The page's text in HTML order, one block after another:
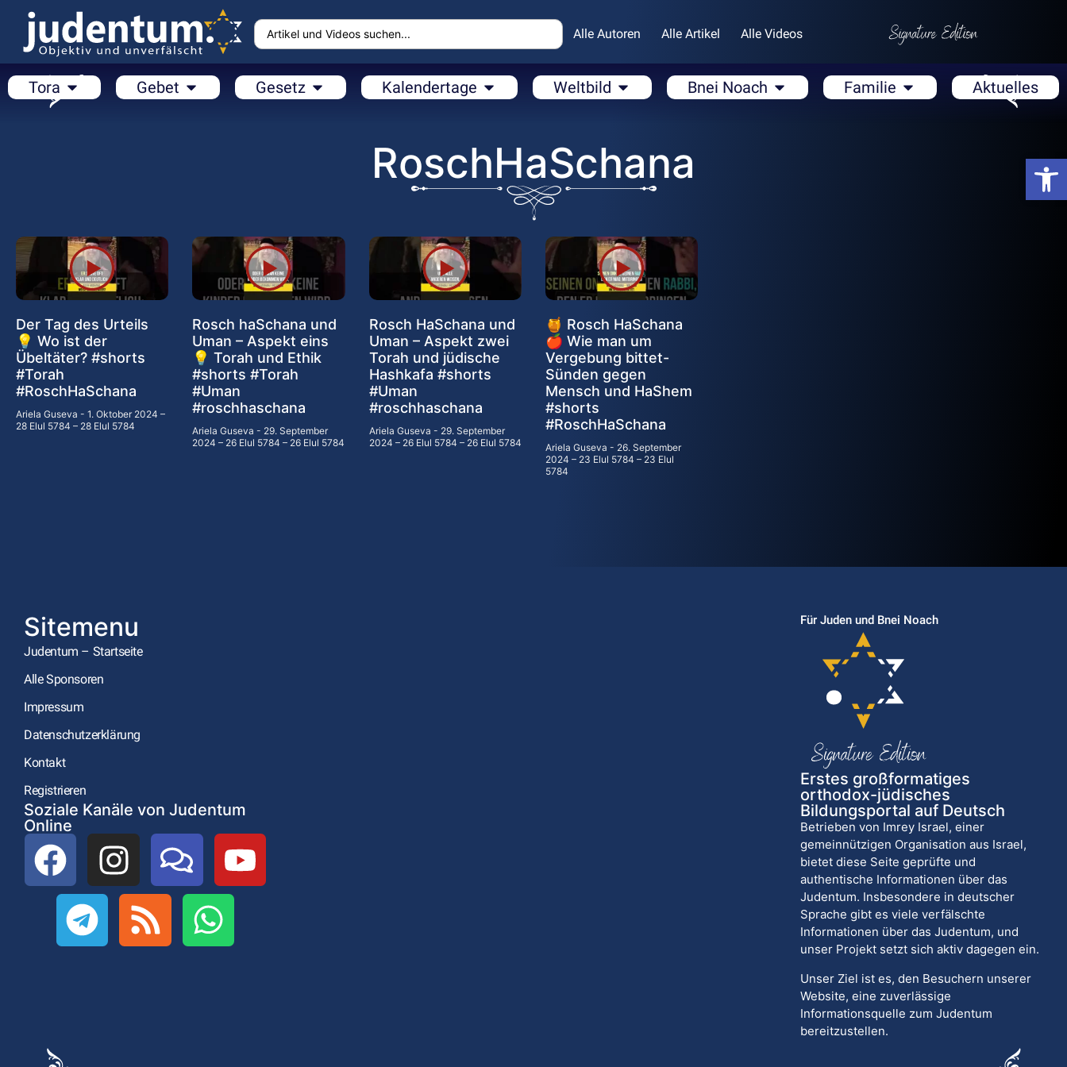
Alle Autoren Alle Artikel Alle Videos
Tora Gebet Gesetz Kalendertage Weltbild Bnei Noach Familie Aktuelles
RoschHaSchana
Der Tag des Urteils
💡 Wo ist der
Übeltäter? #shorts
#Torah
#RoschHaSchana
Ariela Guseva
1. Oktober 2024 –
28 Elul 5784 – 28 Elul 5784
Rosch haSchana und
Uman – Aspekt eins
💡 Torah und Ethik
#shorts #Torah
#Uman
#roschhaschana
Ariela Guseva
29. September
2024 – 26 Elul 5784 – 26 Elul 5784
Rosch HaSchana und
Uman – Aspekt zwei
Torah und jüdische
Hashkafa #shorts
#Uman
#roschhaschana
Ariela Guseva
29. September
2024 – 26 Elul 5784 – 26 Elul 5784
🍯 Rosch HaSchana
🍎 Wie man um
Vergebung bittet-
Sünden gegen
Mensch und HaShem
#shorts
#RoschHaSchana
Ariela Guseva
26. September
2024 – 23 Elul 5784 – 23 Elul
5784
Sitemenu
Judentum – Startseite
Alle Sponsoren
Impressum
Datenschutzerklärung
Kontakt
Registrieren
Soziale Kanäle von Judentum
Online
Für Juden und Bnei Noach
Erstes großformatiges
orthodox-jüdisches
Bildungsportal auf Deutsch
Betrieben von Imrey Israel, einer
gemeinnützigen Organisation aus Israel,
bietet diese Seite geprüfte und
authentische Informationen über das
Judentum. Insbesondere in deutscher
Sprache gibt es viele verfälschte
Informationen über das Judentum, und
unser Projekt setzt sich aktiv dagegen ein.
Unser Ziel ist es, den Besuchern unserer
Website, eine zuverlässige
Informationsquelle zum Judentum
bereitzustellen.